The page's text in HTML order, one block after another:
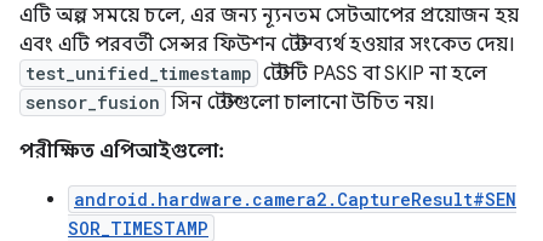
এটি অল্প সময়ে চলে, এর জন্য ন্যূনতম সেটআপের প্রয়োজন হয়
এবং এটি পরবর্তী সেন্সর ফিউশন টেস্ট ব্যর্থ হওয়ার সংকেত দেয়।
test_unified_timestamp টেস্টটি PASS বা SKIP না হলে
sensor_fusion সিন টেস্টগুলো চালানো উচিত নয়।
পরীক্ষিত এপিআইগুলো:
android.hardware.camera2.CaptureResult#SEN
SOR_TIMESTAMP